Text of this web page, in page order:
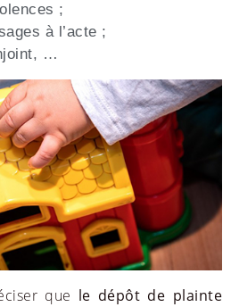
;
à l’acte ;
…
que le dépôt de plainte